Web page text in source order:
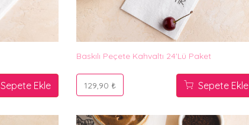
Sepete Ekle
Baskılı Peçete Kahvaltı 24'lü Paket
129,90 ₺ Sepete Ekle